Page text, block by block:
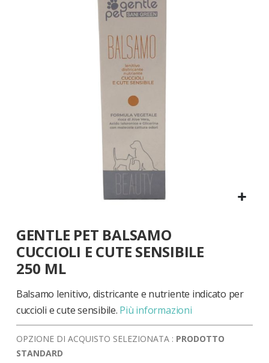
all'inizio
della
galleria
di
GENTLE PET BALSAMO
CUCCIOLI E CUTE SENSIBILE
250 ML
Balsamo lenitivo, districante e nutriente indicato per
cuccioli e cute sensibile. Più informazioni
OPZIONE DI ACQUISTO SELEZIONATA : PRODOTTO
STANDARD